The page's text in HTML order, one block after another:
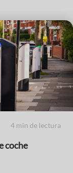
4 min de lectura
coche